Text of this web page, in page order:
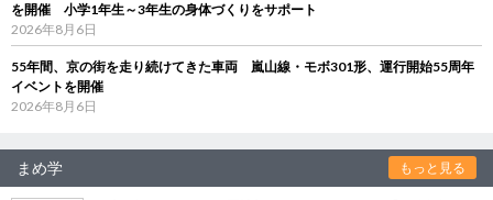
を開催 小学1年生～3年生の身体づくりをサポート
2026年8月6日
55年間、京の街を走り続けてきた車両 嵐山線・モボ301形、運行開始55周年
イベントを開催
2026年8月6日
まめ学 もっと見る